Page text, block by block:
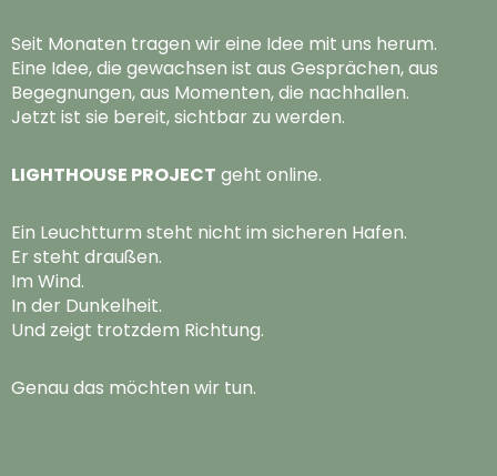
Seit Monaten tragen wir eine Idee mit uns herum.
Eine Idee, die gewachsen ist aus Gesprächen, aus
Begegnungen, aus Momenten, die nachhallen.
Jetzt ist sie bereit, sichtbar zu werden.
LIGHTHOUSE PROJECT geht online.
Ein Leuchtturm steht nicht im sicheren Hafen.
Er steht draußen.
Im Wind.
In der Dunkelheit.
Und zeigt trotzdem Richtung.
Genau das möchten wir tun.